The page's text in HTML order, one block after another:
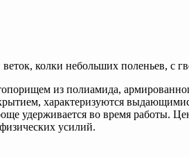
колки небольших поленьев, с
из полиамида,
характеризуются
удерживается во время работы.
усилий.